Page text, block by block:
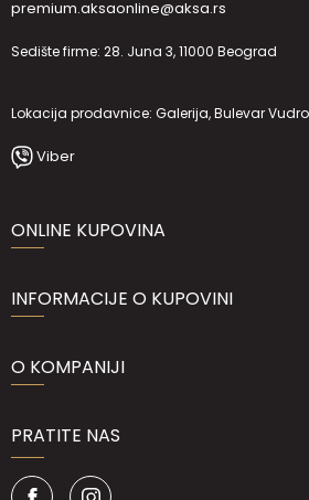
premium.aksaonline@aksa.rs
Sedište firme: 28. Juna 3, 11000 Beograd
Lokacija prodavnice: Galerija, Bulevar
Viber
ONLINE KUPOVINA
INFORMACIJE O KUPOVINI
O KOMPANIJI
PRATITE NAS